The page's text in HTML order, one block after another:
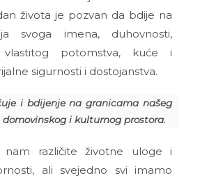
života je pozvan da bdije na
svoga imena, duhovnosti,
vlastitog potomstva, kuće i
sigurnosti i dostojanstva.
i bdijenje na granicama našeg
domovinskog i kulturnog prostora.
nam različite životne uloge i
ali svejedno svi imamo